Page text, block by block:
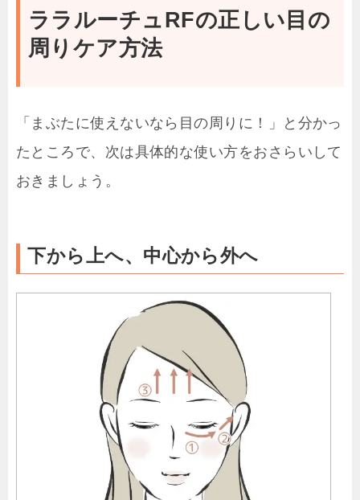
ララルーチュRFの正しい目の
周りケア方法
「まぶたに使えないなら目の周りに！」と分かっ
たところで、次は具体的な使い方をおさらいして
おきましょう。
下から上へ、中心から外へ